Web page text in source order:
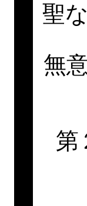
聖
無
第